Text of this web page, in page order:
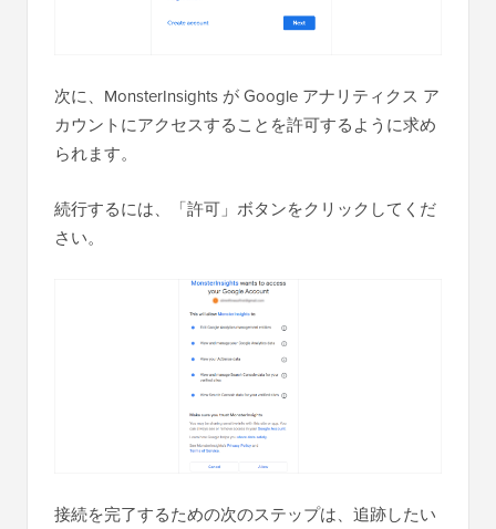
次に、MonsterInsights が Google アナリティクス ア
カウントにアクセスすることを許可するように求め
られます。
続行するには、「許可」ボタンをクリックしてくだ
さい。
接続を完了するための次のステップは、追跡したい